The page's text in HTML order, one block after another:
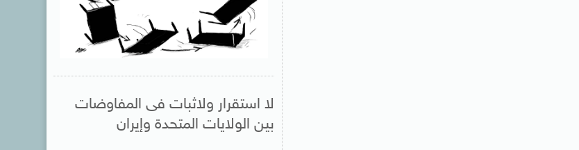
لا استقرار ولاثبات فى المفاوضات
بين الولايات المتحدة وإيران